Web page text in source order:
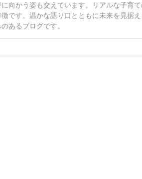
向かう姿も交えています。リアルな子育て
です。温かな語り口とともに未来を見据
あるブログです。